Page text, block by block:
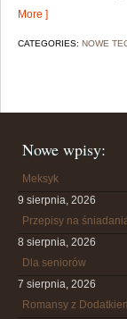
More ]
CATEGORIES: NOWE
Nowe wpisy:
Meksyk
9 sierpnia, 2026
Przepisy na
8 sierpnia, 2026
Dla seniorów
7 sierpnia, 2026
Romansy z